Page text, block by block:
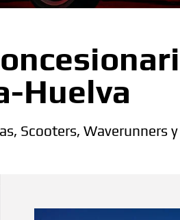
Huelva
Scooters, Waverunners